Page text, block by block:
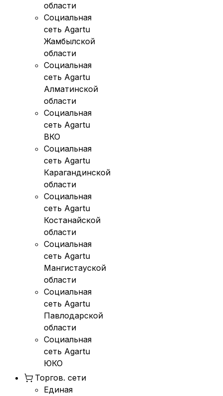
области
Социальная
сеть Agartu
Жамбылской
области
Социальная
сеть Agartu
Алматинской
области
Социальная
сеть Agartu
ВКО
Социальная
сеть Agartu
Карагандинской
области
Социальная
сеть Agartu
Костанайской
области
Социальная
сеть Agartu
Мангистауской
области
Социальная
сеть Agartu
Павлодарской
области
Социальная
сеть Agartu
ЮКО
Торгов. сети
Единая